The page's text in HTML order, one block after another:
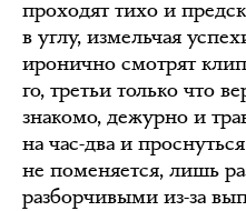
проходят тихо и
в углу, измельчая
иронично смотрят
го, третьи только что
знакомо, дежурно и
на час-два и
не поменяется, лишь
разборчивыми из-за